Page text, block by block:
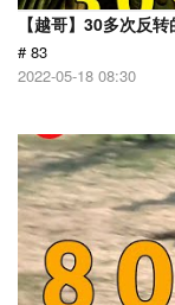
【越哥】30多次反
# 83
2022-05-18 08:30